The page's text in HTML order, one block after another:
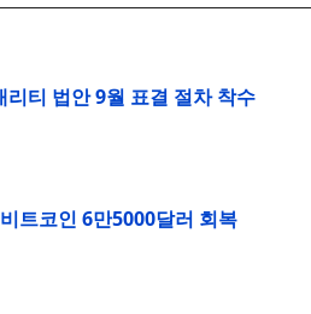
티 법안 9월 표결 절차 착수
트코인 6만5000달러 회복